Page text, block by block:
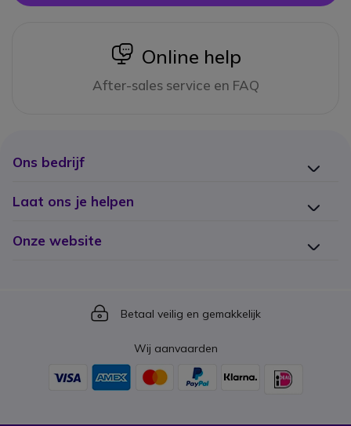
icon
Online help
After-sales service en FAQ
Ons bedrijf
Laat ons je helpen
Onze website
Icon
Betaal veilig en gemakkelijk
Wij aanvaarden